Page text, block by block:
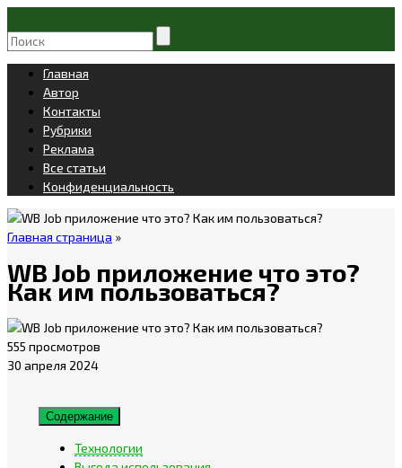
Главная
Автор
Контакты
Рубрики
Реклама
Все статьи
Конфиденциальность
Главная страница »
WB Job приложение что это?
Как им пользоваться?
555 просмотров
30 апреля 2024
Содержание
Технологии